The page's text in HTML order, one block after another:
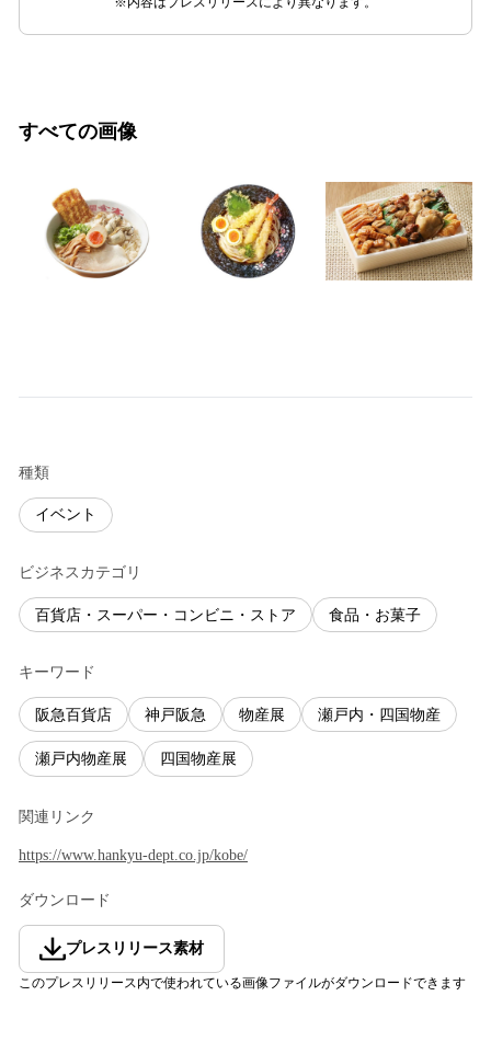
すべての画像
種類
イベント
ビジネスカテゴリ
百貨店・スーパー・コンビニ・ストア 食品・お菓子
キーワード
阪急百貨店 神戸阪急 物産展 瀬戸内・四国物産
瀬戸内物産展 四国物産展
関連リンク
https://www.hankyu-dept.co.jp/kobe/
ダウンロード
プレスリリース素材
このプレスリリース内で使われている画像ファイルがダウンロードできます